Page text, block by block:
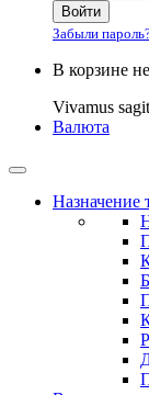
Войти
Забыли
В корзине
Vivamus
Валюта
Назначение